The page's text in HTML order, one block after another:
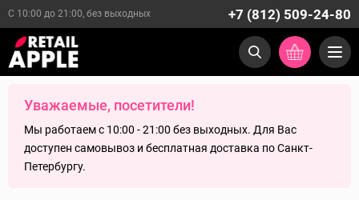
С 10:00 до 21:00, без выходных +7 (812) 509-24-80
Уважаемые, посетители!
Мы работаем с 10:00 - 21:00 без выходных. Для Вас
доступен самовывоз и бесплатная доставка по Санкт-
Петербургу.